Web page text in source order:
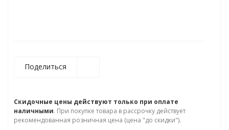
Поделиться
Скидочные цены действуют только при оплате
наличными. При покупке товара в рассрочку действует
рекомендованная розничная цена (цена "до скидки").